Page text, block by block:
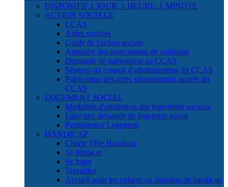
DISPOSITIF 1 JOUR, 1 HEURE, 1 MINUTE
ACTION SOCIALE
CCAS
Aides sociales
Guide de l'action sociale
Annuaire des associations de solidarité
Demande de subvention au CCAS
Séances du conseil d'administration du CCAS
Publication des actes administratifs auprès du
CCAS
LOGEMENT SOCIAL
Modalités d'attribution des logements sociaux
Faire une demande de logement social
Permanence Logement
HANDICAP
Charte Ville Handicap
Se déplacer
Se loger
Travailler
Accueil pour les enfants en situation de handicap